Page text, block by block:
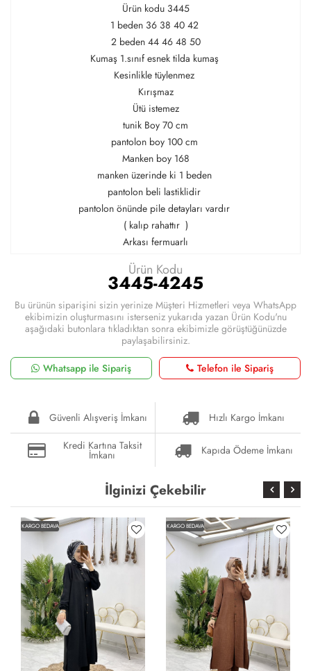
Ürün kodu 3445
1 beden 36 38 40 42
2 beden 44 46 48 50
Kumaş 1.sınıf esnek tilda kumaş
Kesinlikle tüylenmez
Kırışmaz
Ütü istemez
tunik Boy 70 cm
pantolon boy 100 cm
Manken boy 168
manken üzerinde ki 1 beden
pantolon beli lastiklidir
pantolon önünde pile detayları vardır
( kalıp rahattır )
Arkası fermuarlı
Ürün Kodu
3445-4245
Bu ürünün siparişini sizin yerinize Müşteri Hizmetleri veya WhatsApp
ekibimizin oluşturmasını isterseniz yukarıda yazan Ürün Kodu'nu
aşağıdaki butonlara tıkladıktan sonra ekibimizle görüştüğünüzde
paylaşabilirsiniz.
Whatsapp ile Sipariş
Telefon ile Sipariş
Güvenli Alışveriş İmkanı
Hızlı Kargo İmkanı
Kredi Kartına Taksit
İmkanı Kapıda Ödeme İmkanı
İlginizi Çekebilir
KARGO BEDAVA KARGO BEDAVA